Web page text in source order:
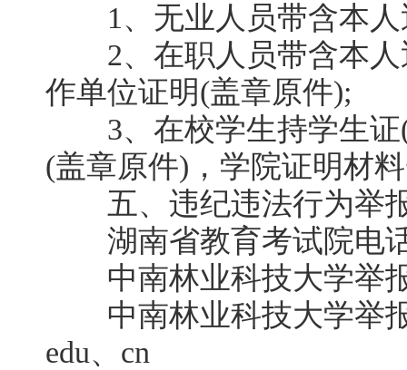
1、无业人员带含本人
2、在职人员带含本人
作单位证明(盖章原件);
3、在校学生持学生证(
(盖章原件)，学院证明材
五、违纪违法行为举
湖南省教育考试院电话
中南林业科技大学举报
中南林业科技大学举报
edu、cn